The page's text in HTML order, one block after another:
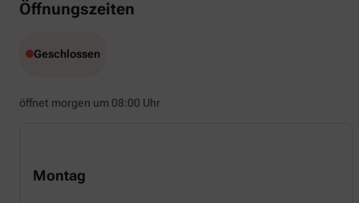
Öffnungszeiten
Geschlossen
öffnet morgen um 08:00 Uhr
Montag